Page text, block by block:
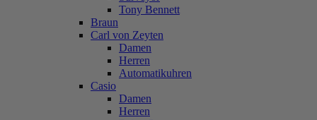
Tony Bennett
Braun
Carl von Zeyten
Damen
Herren
Automatikuhren
Casio
Damen
Herren